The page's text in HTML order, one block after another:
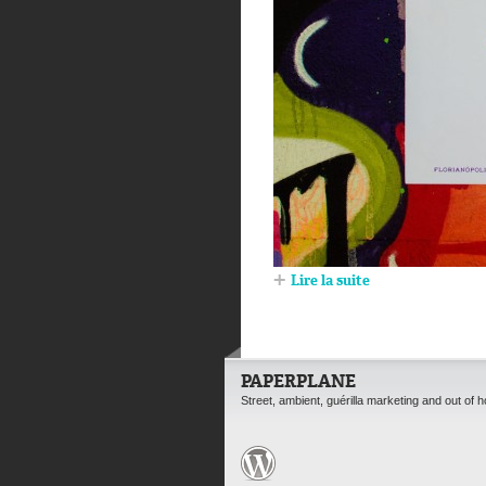
Lire la suite
PAPERPLANE
Street, ambient, guérilla marketing and out of